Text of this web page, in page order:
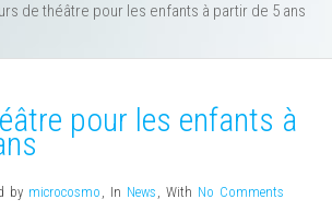
de théâtre pour les enfants à partir de 5 ans
pour les enfants à
by microcosmo , In News , With No Comments